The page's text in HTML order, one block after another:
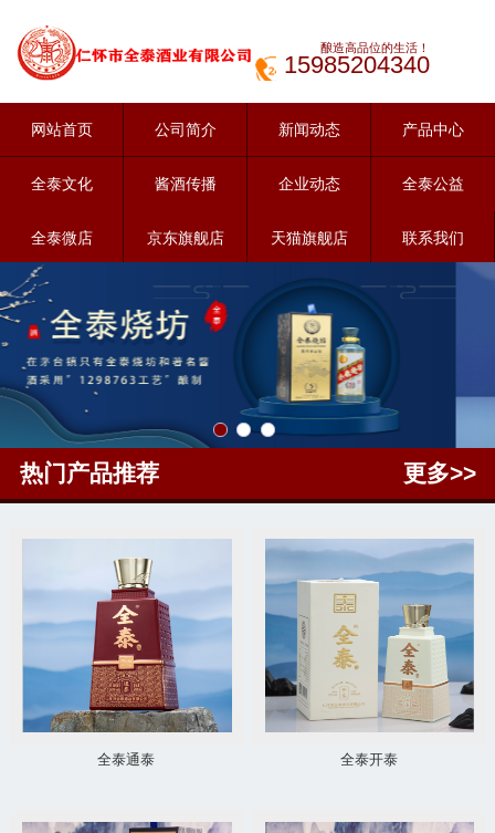
酿造高品位的生活！
15985204340
网站首页 公司简介 新闻动态 产品中心
全泰文化 酱酒传播 企业动态 全泰公益
全泰微店 京东旗舰店 天猫旗舰店 联系我们
热门产品推荐 更多>>
全泰通泰 全泰开泰